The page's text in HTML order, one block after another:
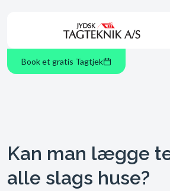
Book et gratis Tagtjek
Kan man lægge
alle slags huse?